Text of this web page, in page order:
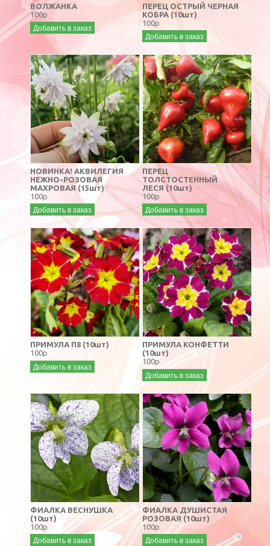
ВОЛЖАНКА
100р
Добавить в заказ
ПЕРЕЦ ОСТРЫЙ ЧЕРНАЯ
КОБРА (10шт)
100р
Добавить в заказ
НОВИНКА! АКВИЛЕГИЯ
НЕЖНО-РОЗОВАЯ
МАХРОВАЯ (15шт)
100р
Добавить в заказ
ПЕРЕЦ
ТОЛСТОСТЕННЫЙ
ЛЕСЯ (10шт)
100р
Добавить в заказ
ПРИМУЛА П8 (10шт)
100р
Добавить в заказ
ПРИМУЛА КОНФЕТТИ
(10шт)
100р
Добавить в заказ
ФИАЛКА ВЕСНУШКА
(10шт)
100р
Добавить в заказ
ФИАЛКА ДУШИСТАЯ
РОЗОВАЯ (10шт)
100р
Добавить в заказ